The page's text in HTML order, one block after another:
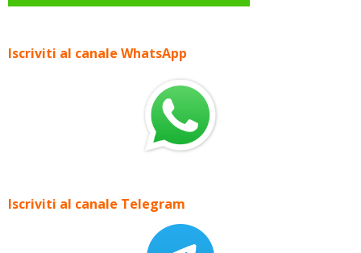
Iscriviti al canale WhatsApp
Iscriviti al canale Telegram